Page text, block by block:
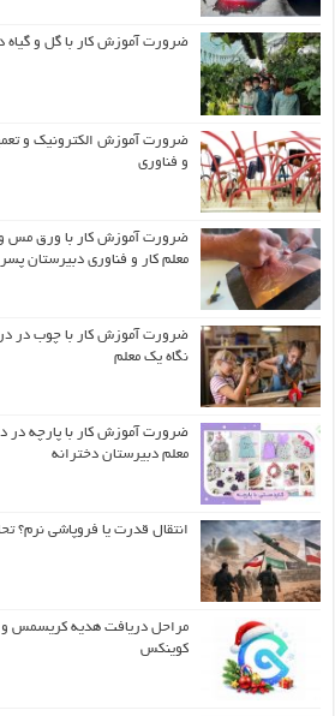
ضرورت آموزش کار با گل و گیاه
ضرورت آموزش الکترونیک و
و فناوری
ضرورت آموزش کار با ورق مس و
معلم کار و فناوری دبیرستان
ضرورت آموزش کار با چوب در
نگاه یک معلم
ضرورت آموزش کار با پارچه در
معلم دبیرستان دخترانه
انتقال قدرت یا فروپاشی نرم؟
مراحل دریافت هدیه کریسمس
کوینکس